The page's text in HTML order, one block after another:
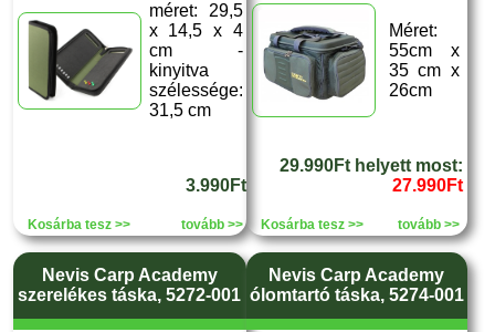
méret: 29,5
x 14,5 x 4
cm -
kinyitva
szélessége:
31,5 cm
3.990Ft
Kosárba tesz >> tovább >>
Méret:
55cm x
35 cm x
26cm
29.990Ft helyett most:
27.990Ft
Kosárba tesz >> tovább >>
Nevis Carp Academy
szerelékes táska, 5272-001
Nevis Carp Academy
ólomtartó táska, 5274-001